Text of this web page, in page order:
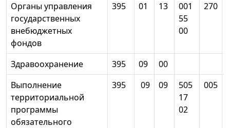
Органы управления
государственных
внебюджетных
фондов
395 01 13
001
55
00
270
Здравоохранение 395 09 00
Выполнение
территориальной
программы
обязательного
395 09 09
505
17
02
005